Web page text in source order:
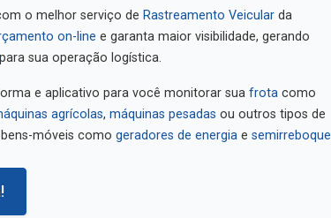
o melhor serviço de Rastreamento Veicular
da
on-line
e garanta maior visibilidade, gerando
para sua operação logística.
e aplicativo para você monitorar sua frota
máquinas agrícolas máquinas pesadas
ou outros tipos de
móveis como
geradores de energia semirreboques